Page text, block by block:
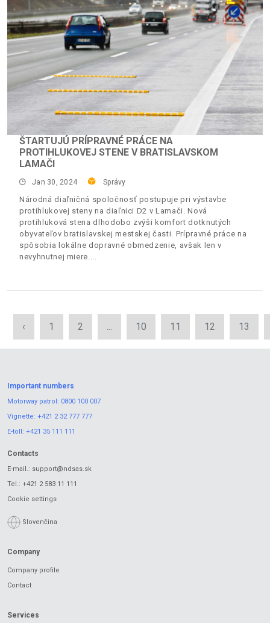
ŠTARTUJÚ PRÍPRAVNÉ PRÁCE NA
PROTIHLUKOVEJ STENE V BRATISLAVSKOM
LAMAČI
Jan 30, 2024 Správy
Národná diaľničná spoločnosť postupuje pri výstavbe
protihlukovej steny na diaľnici D2 v Lamači. Nová
protihluková stena dlhodobo zvýši komfort dotknutých
obyvateľov bratislavskej mestskej časti. Prípravné práce na
spôsobia lokálne dopravné obmedzenie, avšak len v
nevyhnutnej miere.
‹ 1 2 ... 10 11 12 13
Important numbers
Motorway patrol: 0800 100 007
Vignette: +421 2 32 777 777
E-toll: +421 35 111 111
Contacts
E-mail.: support@ndsas.sk
Tel.: +421 2 583 11 111
Cookie settings
Slovenčina
Company
Company profile
Contact
Services